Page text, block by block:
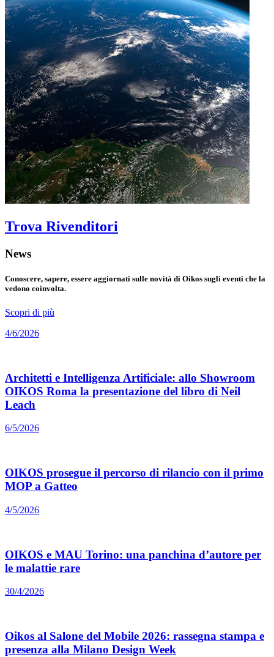
Trova Rivenditori
News
Conoscere, sapere, essere aggiornati sulle novità di Oikos sugli eventi che la
vedono coinvolta.
Scopri di più
4/6/2026
Architetti e Intelligenza Artificiale: allo Showroom
OIKOS Roma la presentazione del libro di Neil
Leach
6/5/2026
OIKOS prosegue il percorso di rilancio con il primo
MOP a Gatteo
4/5/2026
OIKOS e MAU Torino: una panchina d’autore per
le malattie rare
30/4/2026
Oikos al Salone del Mobile 2026: rassegna stampa e
presenza alla Milano Design Week